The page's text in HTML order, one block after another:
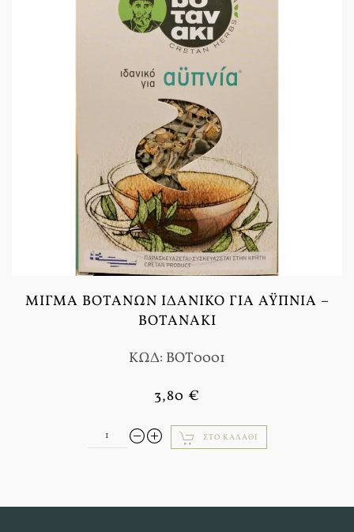
ΜΊΓΜΑ ΒΟΤΆΝΩΝ ΙΔΑΝΙΚΌ ΓΙΑ ΑΫΠΝΊΑ –
ΒΟΤΑΝΆΚΙ
ΚΩΔ: BOT0001
3,80 €
ΣΤΟ ΚΑΛΆΘΙ